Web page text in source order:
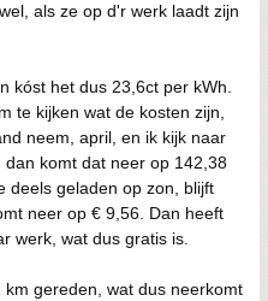
als ze op d'r werk laadt zijn
kóst het dus 23,6ct per kWh.
te kijken wat de kosten zijn,
neem, april, en ik kijk naar
komt dat neer op 142,38
deels geladen op zon, blijft
neer op € 9,56. Dan heeft
werk, wat dus gratis is.
gereden, wat dus neerkomt